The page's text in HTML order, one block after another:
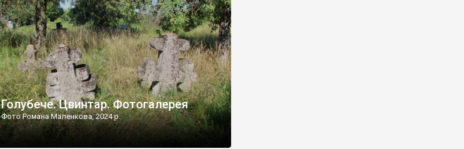
[…]
Голубече. Цвинтар. Фотогалерея
Фото Романа Маленкова, 2024 р.